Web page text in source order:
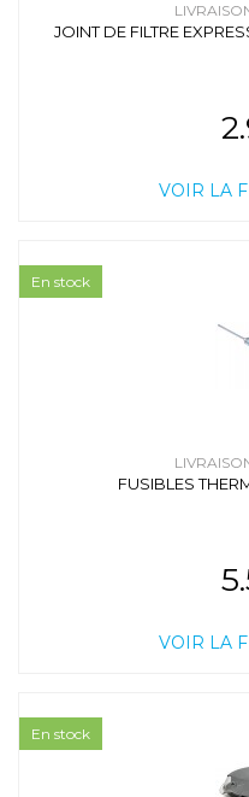
JOINT DE FILTRE
VOIR LA
FUSIBLES
VOIR LA
En stock
En stock